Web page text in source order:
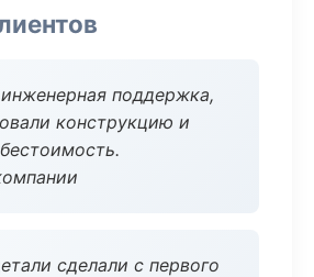
поддержка,
конструкцию и
сделали с первого